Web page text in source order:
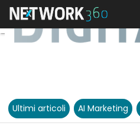
Ultimi articoli AI Marketing